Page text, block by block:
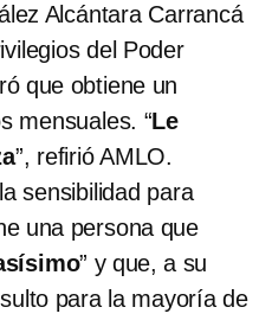
Alcántara Carrancá
del Poder
que obtiene un
mensuales. “Le
”, refirió AMLO.
sensibilidad para
una persona que
” y que, a su
para la mayoría de